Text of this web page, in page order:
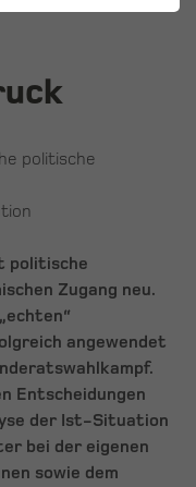
politische
politische
Zugang neu.
angewendet
Entscheidungen
der Ist-Situation
bei der eigenen
sowie dem